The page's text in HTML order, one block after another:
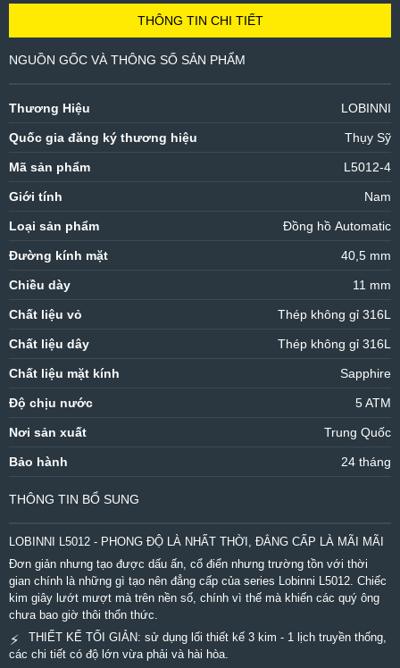
THÔNG TIN CHI TIẾT
NGUỒN GỐC VÀ THÔNG SỐ SẢN PHẨM
Thương Hiệu LOBINNI
Quốc gia đăng ký thương hiệu Thụy Sỹ
Mã sản phẩm L5012-4
Giới tính Nam
Loại sản phẩm Đồng hồ Automatic
Đường kính mặt 40,5 mm
Chiều dày 11 mm
Chất liệu vỏ Thép không gỉ 316L
Chất liệu dây Thép không gỉ 316L
Chất liệu mặt kính Sapphire
Độ chịu nước 5 ATM
Nơi sản xuất Trung Quốc
Bảo hành 24 tháng
THÔNG TIN BỔ SUNG
LOBINNI L5012 - PHONG ĐỘ LÀ NHẤT THỜI, ĐẲNG CẤP LÀ MÃI MÃI
Đơn giản nhưng tạo được dấu ấn, cổ điển nhưng trường tồn với thời
gian chính là những gì tạo nên đẳng cấp của series Lobinni L5012. Chiếc
kim giây lướt mượt mà trên nền số, chính vì thế mà khiến các quý ông
chưa bao giờ thôi thổn thức.
⚡
THIẾT KẾ TỐI GIẢN: sử dụng lối thiết kế 3 kim - 1 lịch truyền thống,
các chi tiết có độ lớn vừa phải và hài hòa.